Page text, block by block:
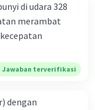
di udara 328
merambat
Jawaban terverifikasi
dengan